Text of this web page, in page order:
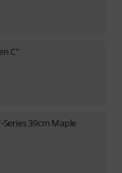
C"
Series 39cm Maple